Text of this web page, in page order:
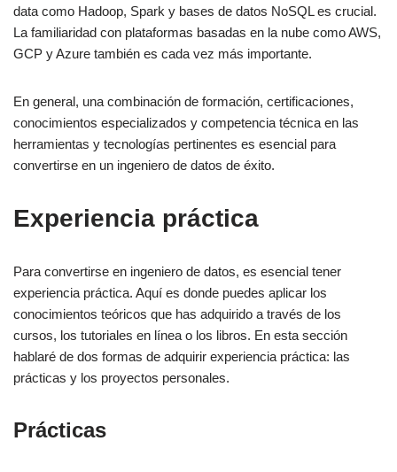
data como Hadoop, Spark y bases de datos NoSQL es crucial.
La familiaridad con plataformas basadas en la nube como AWS,
GCP y Azure también es cada vez más importante.
En general, una combinación de formación, certificaciones,
conocimientos especializados y competencia técnica en las
herramientas y tecnologías pertinentes es esencial para
convertirse en un ingeniero de datos de éxito.
Experiencia práctica
Para convertirse en ingeniero de datos, es esencial tener
experiencia práctica. Aquí es donde puedes aplicar los
conocimientos teóricos que has adquirido a través de los
cursos, los tutoriales en línea o los libros. En esta sección
hablaré de dos formas de adquirir experiencia práctica: las
prácticas y los proyectos personales.
Prácticas